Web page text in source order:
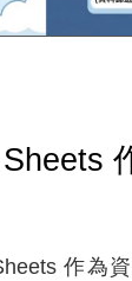
作為